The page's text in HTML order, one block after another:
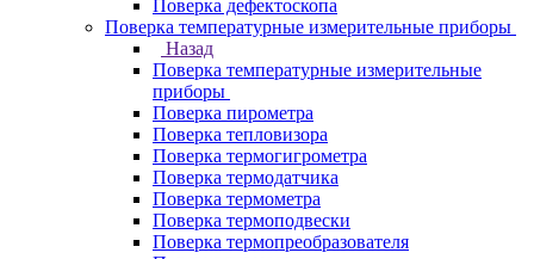
Поверка дефектоскопа
Поверка температурные измерительные приборы
Назад
Поверка температурные измерительные
приборы
Поверка пирометра
Поверка тепловизора
Поверка термогигрометра
Поверка термодатчика
Поверка термометра
Поверка термоподвески
Поверка термопреобразователя